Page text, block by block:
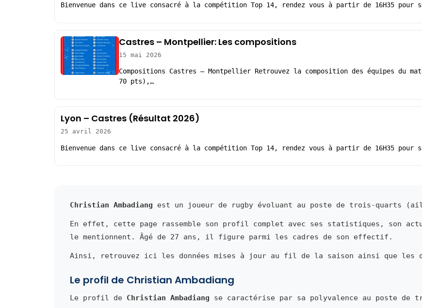
Bienvenue dans ce live consacré à la compétition Top 14, rendez vous à partir de 16H35 pour
Castres – Montpellier: Les compositions
15 mai 2026
Compositions Castres – Montpellier Retrouvez la composition des équipes du
70 pts),…
Lyon – Castres (Résultat 2026)
25 avril 2026
Bienvenue dans ce live consacré à la compétition Top 14, rendez vous à partir de 16H35 pour
Christian Ambadiang est un joueur de rugby évoluant au poste de trois-quarts
En effet, cette page rassemble son profil complet avec ses statistiques, son
le mentionnent. Âgé de 27 ans, il figure parmi les cadres de son effectif.
Ainsi, retrouvez ici les données mises à jour au fil de la saison ainsi que les
Le profil de Christian Ambadiang
Le profil de Christian Ambadiang se caractérise par sa polyvalence au poste